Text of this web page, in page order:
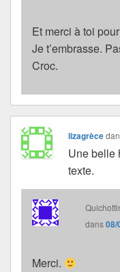
Et merci à toi
Je t’embrasse.
Croc.
lizagrèce
Une belle
texte.
dans08/
Merci.